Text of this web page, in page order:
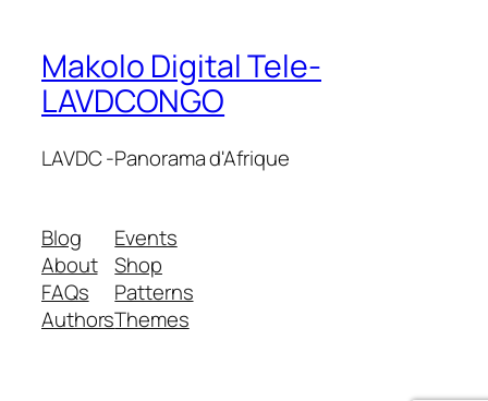
Makolo Digital Tele-
LAVDCONGO
LAVDC -Panorama d'Afrique
Blog
About
FAQs
Authors
Events
Shop
Patterns
Themes